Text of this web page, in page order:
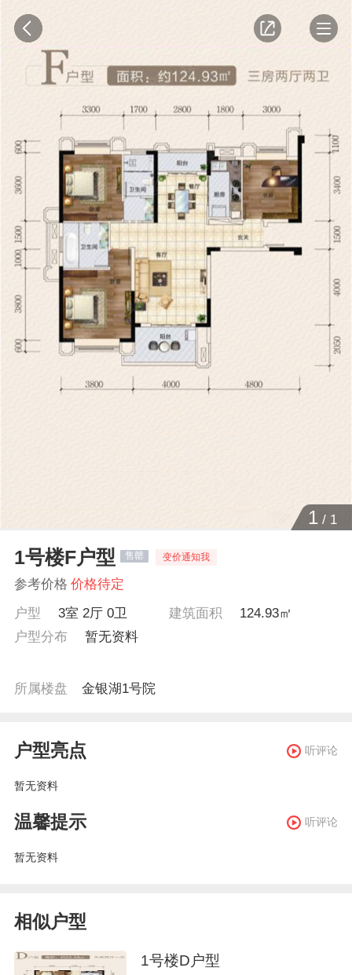
1 / 1
1号楼F户型 售罄 变价通知我
参考价格 价格待定
户型
3室 2厅 0卫 建筑面积
124.93㎡
户型分布
暂无资料
所属楼盘 金银湖1号院
户型亮点 听评论
暂无资料
温馨提示 听评论
暂无资料
相似户型
1号楼D户型